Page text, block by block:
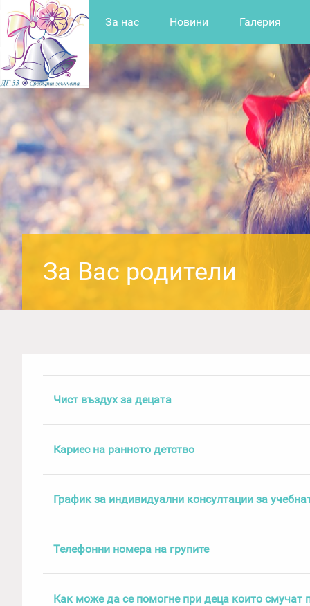
За нас Новини Галерия
За Вас родители
Чист въздух за децата
Кариес на ранното детство
График за индивидуални консултации за
Телефонни номера на групите
Как може да се помогне при деца които смучат